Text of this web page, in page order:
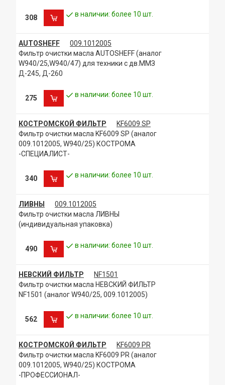
308 в наличии: более 10 шт.
AUTOSHEFF
009.1012005
Фильтр очистки масла AUTOSHEFF (аналог
W940/25,W940/47) для техники с дв.ММЗ
Д-245, Д-260
275 в наличии: более 10 шт.
КОСТРОМСКОЙ ФИЛЬТР
KF6009 SP
Фильтр очистки масла KF6009 SP (аналог
009.1012005, W940/25) КОСТРОМА
-СПЕЦИАЛИСТ-
340 в наличии: более 10 шт.
ЛИВНЫ
009.1012005
Фильтр очистки масла ЛИВНЫ
(индивидуальная упаковка)
490 в наличии: более 10 шт.
НЕВСКИЙ ФИЛЬТР
NF1501
Фильтр очистки масла НЕВСКИЙ ФИЛЬТР
NF1501 (аналог W940/25, 009.1012005)
562 в наличии: более 10 шт.
КОСТРОМСКОЙ ФИЛЬТР
KF6009 PR
Фильтр очистки масла KF6009 PR (аналог
009.1012005, W940/25) КОСТРОМА
-ПРОФЕССИОНАЛ-